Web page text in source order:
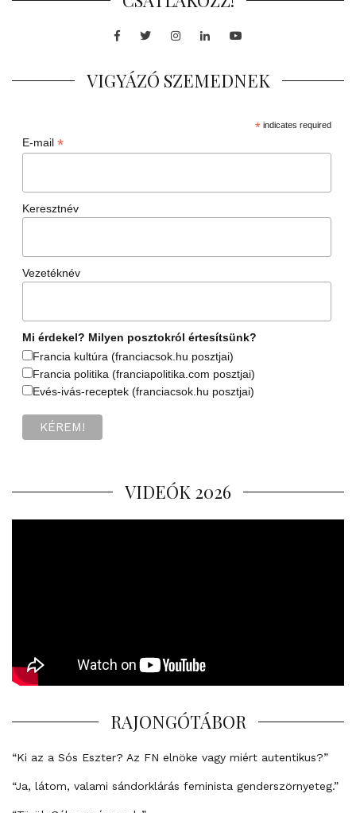
Facebook
TwitterInstagram
LinkedInYoutube
VIGYÁZÓ SZEMEDNEK
*indicates required
E-mail *
Keresztnév
Vezetéknév
Mi érdekel? Milyen posztokról értesítsünk?
Francia kultúra (franciacsok.hu posztjai)
Francia politika (franciapolitika.com posztjai)
Evés-ivás-receptek (franciacsok.hu posztjai)
VIDEÓK 2026
RAJONGÓTÁBOR
“Ki az a Sós Eszter? Az FN elnöke vagy miért autentikus?”
“Ja, látom, valami sándorklárás feminista genderszörnyeteg.”